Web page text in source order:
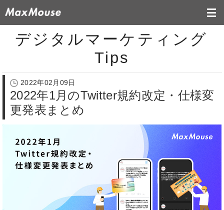
デジタルマーケティング
Tips
2022年02月09日
2022年1月のTwitter規約改定・仕様変
更発表まとめ